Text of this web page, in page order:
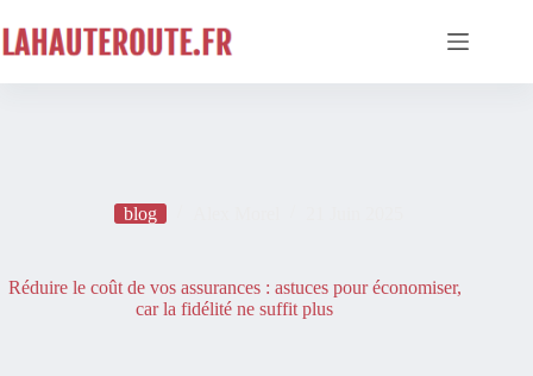
au
contenu
blog
Réduire le coût de vos assurances : astuces pour économiser,
car la fidélité ne suffit plus